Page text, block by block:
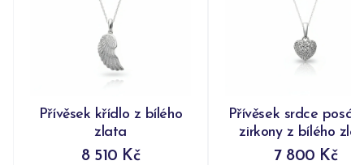
Přívěsek křídlo z bílého
zlata
8 510 Kč
Přívěsek srdce
zirkony z bílého
7 800 Kč